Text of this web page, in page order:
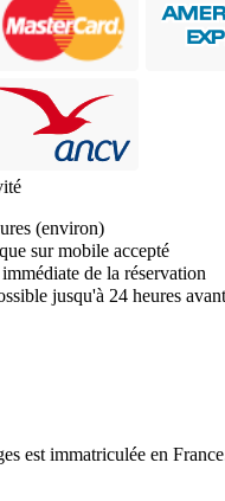
(environ)
sur mobile accepté
de la réservation
jusqu'à 24 heures
est immatriculée en